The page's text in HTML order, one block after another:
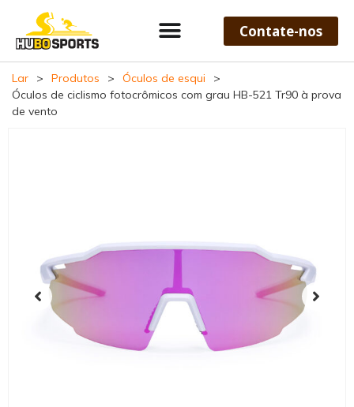
Contate-nos
Lar > Produtos > Óculos de esqui
>
Óculos de ciclismo fotocrômicos com grau HB-521 Tr90 à prova
de vento